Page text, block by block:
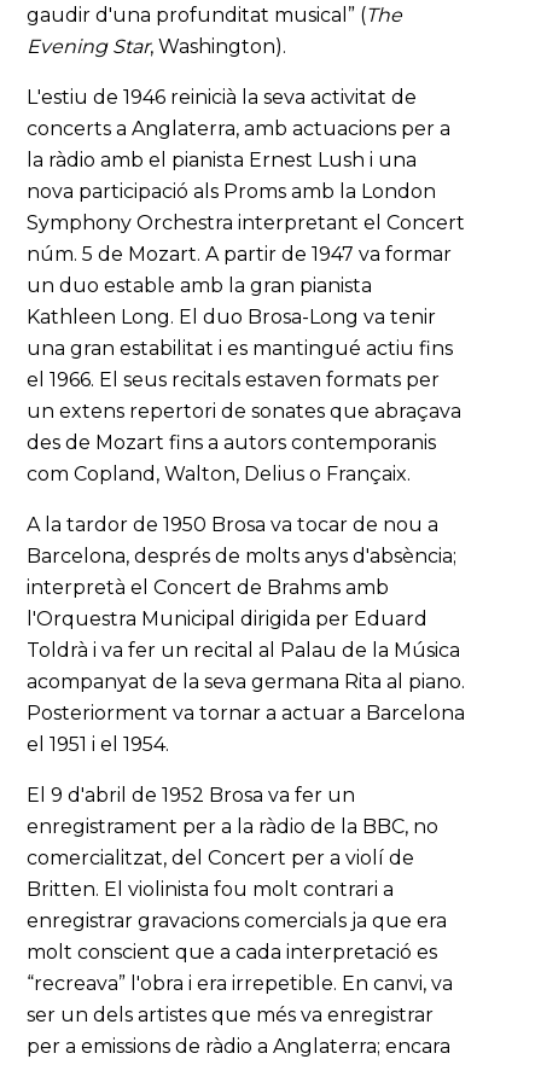
gaudir d'una profunditat musical” (The
Evening Star, Washington).
L'estiu de 1946 reinicià la seva activitat de
concerts a Anglaterra, amb actuacions per a
la ràdio amb el pianista Ernest Lush i una
nova participació als Proms amb la London
Symphony Orchestra interpretant el Concert
núm. 5 de Mozart. A partir de 1947 va formar
un duo estable amb la gran pianista
Kathleen Long. El duo Brosa-Long va tenir
una gran estabilitat i es mantingué actiu fins
el 1966. El seus recitals estaven formats per
un extens repertori de sonates que abraçava
des de Mozart fins a autors contemporanis
com Copland, Walton, Delius o Françaix.
A la tardor de 1950 Brosa va tocar de nou a
Barcelona, després de molts anys d'absència;
interpretà el Concert de Brahms amb
l'Orquestra Municipal dirigida per Eduard
Toldrà i va fer un recital al Palau de la Música
acompanyat de la seva germana Rita al piano.
Posteriorment va tornar a actuar a Barcelona
el 1951 i el 1954.
El 9 d'abril de 1952 Brosa va fer un
enregistrament per a la ràdio de la BBC, no
comercialitzat, del Concert per a violí de
Britten. El violinista fou molt contrari a
enregistrar gravacions comercials ja que era
molt conscient que a cada interpretació es
“recreava” l'obra i era irrepetible. En canvi, va
ser un dels artistes que més va enregistrar
per a emissions de ràdio a Anglaterra; encara